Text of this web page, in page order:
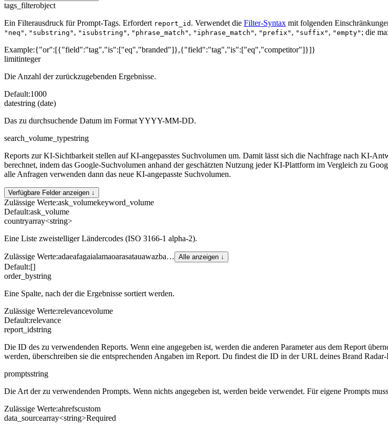
tags_filterobject
Ein Filterausdruck für Prompt-Tags. Erfordert report_id . Verwendet die Filter-Syntax mit folgenden
"neq" , "substring" , "isubstring" , "phrase_match" , "iphrase_match" , "prefix" , "suffix" , "empty" ; die
Example:{"or":[{"field":"tag","is":["eq","branded"]},{"field":"tag","is":["eq","competitor"]}]}
limitinteger
Die Anzahl der zurückzugebenden Ergebnisse.
Default:1000
datestring (date)
Das zu durchsuchende Datum im Format YYYY-MM-DD.
search_volume_typestring
Reports zur KI-Sichtbarkeit stellen auf KI-angepasstes Suchvolumen um. Damit lässt sich die Nachfrage nach KI-
berechnet, indem das Google-Suchvolumen anhand der geschätzten Nutzung jeder KI-Plattform im Vergleich zu
alle Anfragen verwenden dann das neue KI-angepasste Suchvolumen.
Verfügbare Felder anzeigen ↓
Zulässige Werte:ask_volumekeyword_volume
Default:ask_volume
countryarray<string>
Eine Liste zweistelliger Ländercodes (ISO 3166-1 alpha-2).
Zulässige Werte:adaeafagaialamaoarasatauawazba… Alle anzeigen ↓
Default:[]
order_bystring
Eine Spalte, nach der die Ergebnisse sortiert werden.
Zulässige Werte:relevancevolume
Default:relevance
report_idstring
Die ID des zu verwendenden Reports. Wenn eine angegeben ist, werden die anderen Parameter aus dem Report
werden, überschreiben sie die entsprechenden Angaben im Report. Du findest die ID in der URL deines Brand
promptsstring
Die Art der zu verwendenden Prompts. Wenn nichts angegeben ist, werden beide verwendet. Für eigene Prompts
Zulässige Werte:ahrefscustom
data_sourcearray<string>Required